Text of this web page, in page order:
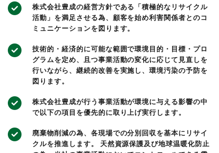
株式会社豊成の経営方針である「積極的なリサイクル
活動」を満足させる為、顧客を始め利害関係者とのコ
ミュニケーションを図ります。
技術的・経済的に可能な範囲で環境目的・目標・プロ
グラムを定め、且つ事業活動の変化に応じて見直しを
行いながら、継続的改善を実施し、環境汚染の予防を
図ります。
株式会社豊成が行う事業活動が環境に与える影響の中
で以下の項目を優先的に取り上げ実行します。
廃棄物削減の為、各現場での分別回収を基本にリサイ
クルを推進します。 天然資源保護及び地球温暖化防止